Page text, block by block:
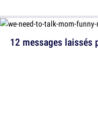
12 messages laissés